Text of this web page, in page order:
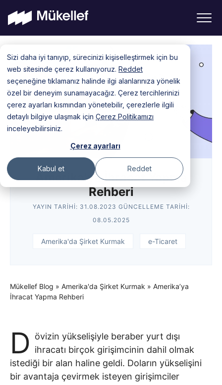
Sizi daha iyi tanıyıp, sürecinizi kişiselleştirmek için bu
web sitesinde çerez kullanıyoruz. Reddet
seçeneğine tıklamanız halinde ilgi alanlarınıza yönelik
özel bir deneyim sunamayacağız. Çerez tercihlerinizi
çerez ayarları kısmından yönetebilir, çerezlerle ilgili
detaylı bilgiye ulaşmak için Çerez Politikamızı
inceleyebilirsiniz.
Çerez ayarları
Kabul et Reddet
content
Amerika’ya İhracat Yapma
Rehberi
YAYIN TARIHI: 31.08.2023 GÜNCELLEME TARIHI:
08.05.2025
Amerika'da Şirket Kurmak e-Ticaret
Mükellef Blog » Amerika'da Şirket Kurmak » Amerika’ya
İhracat Yapma Rehberi
D övizin yükselişiyle beraber yurt dışı
ihracatı birçok girişimcinin dahil olmak
istediği bir alan haline geldi. Doların yükselişini
bir avantaja çevirmek isteyen girişimciler